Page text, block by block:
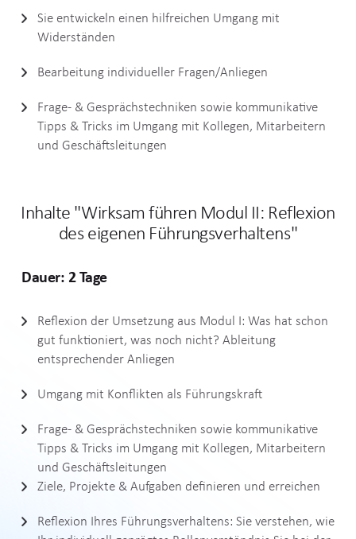
Sie entwickeln einen hilfreichen Umgang mit
Widerständen
Bearbeitung individueller Fragen/Anliegen
Frage- & Gesprächstechniken sowie kommunikative
Tipps & Tricks im Umgang mit Kollegen, Mitarbeitern
und Geschäftsleitungen
Inhalte "Wirksam führen Modul II: Reflexion
des eigenen Führungsverhaltens"
Dauer: 2 Tage
Reflexion der Umsetzung aus Modul I: Was hat schon
gut funktioniert, was noch nicht? Ableitung
entsprechender Anliegen
Umgang mit Konflikten als Führungskraft
Frage- & Gesprächstechniken sowie kommunikative
Tipps & Tricks im Umgang mit Kollegen, Mitarbeitern
und Geschäftsleitungen
Ziele, Projekte & Aufgaben definieren und erreichen
Reflexion Ihres Führungsverhaltens: Sie verstehen, wie